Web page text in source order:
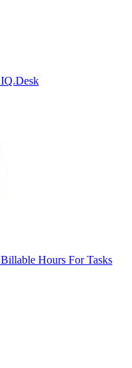
IQ.Desk
Billable Hours For Tasks